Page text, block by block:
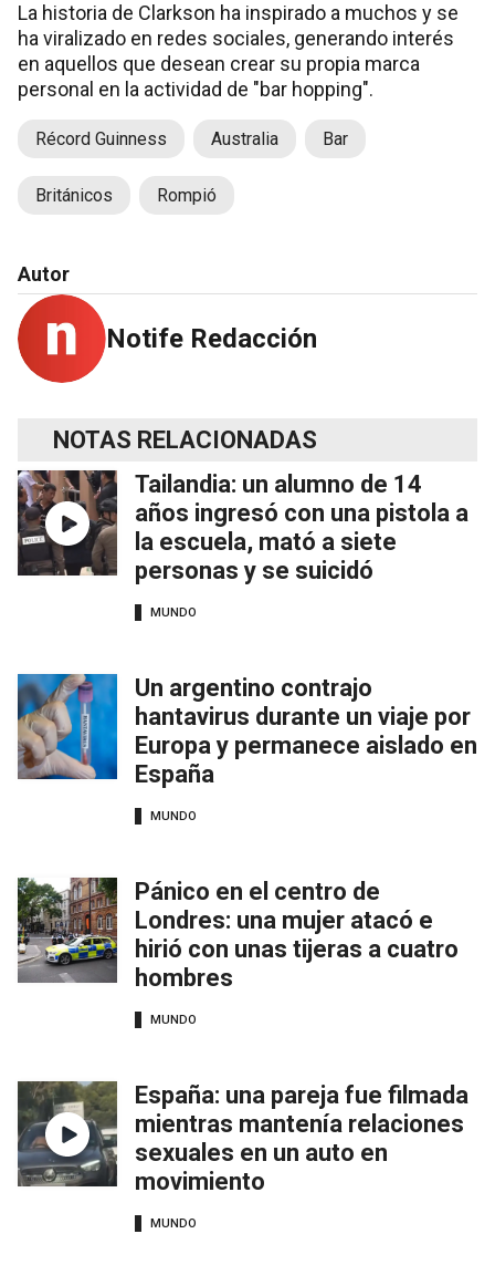
La historia de Clarkson ha inspirado a muchos y se
ha viralizado en redes sociales, generando interés
en aquellos que desean crear su propia marca
personal en la actividad de "bar hopping".
Récord Guinness Australia Bar
Británicos Rompió
Autor
Notife Redacción
NOTAS RELACIONADAS
Tailandia: un alumno de 14
años ingresó con una pistola a
la escuela, mató a siete
personas y se suicidó
MUNDO
Un argentino contrajo
hantavirus durante un viaje por
Europa y permanece aislado en
España
MUNDO
Pánico en el centro de
Londres: una mujer atacó e
hirió con unas tijeras a cuatro
hombres
MUNDO
España: una pareja fue filmada
mientras mantenía relaciones
sexuales en un auto en
movimiento
MUNDO